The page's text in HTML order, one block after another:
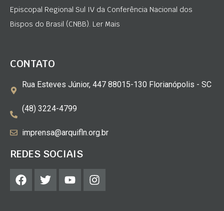
Episcopal Regional Sul IV da Conferência Nacional dos
Bispos do Brasil (CNBB). Ler Mais
CONTATO
Rua Esteves Júnior, 447 88015-130 Florianópolis - SC
(48) 3224-4799
imprensa@arquifln.org.br
REDES SOCIAIS